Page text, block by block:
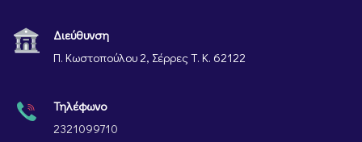
Διεύθυνση
Π. Κωστοπούλου 2, Σέρρες Τ. Κ. 62122
Τηλέφωνο
2321099710